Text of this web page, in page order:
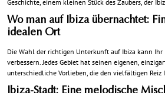
Geschichte, einem kleinen Stück des Zaubers, der
Wo man auf Ibiza übernachtet:
idealen Ort
Die Wahl der richtigen Unterkunft auf Ibiza kann
verbessern. Jedes Gebiet hat seinen eigenen,
unterschiedliche Vorlieben, die den vielfältigen Reiz